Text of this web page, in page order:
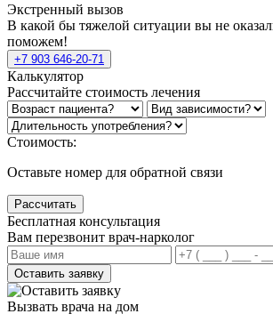
Экстренный вызов
В какой бы тяжелой ситуации вы не
поможем!
+7 903 646-20-71
Калькулятор
Рассчитайте стоимость лечения
Стоимость:
Оставьте номер для обратной связи
Рассчитать
Бесплатная консультация
Вам перезвонит врач-нарколог
Оставить заявку
Вызвать врача на дом